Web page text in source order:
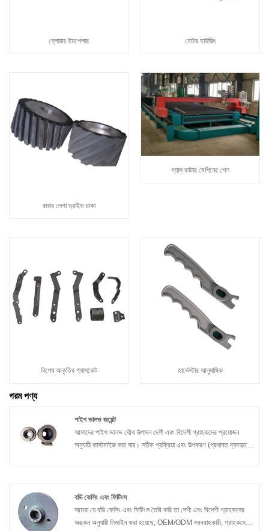
ব্লোয়ার ইমপেলার মোটর হাউজিং
রাবার লেপা ড্রাইভ চাকা
গ্যাস কাটার মেশিনের শেল
বিশেষ আকৃতির গ্যাসকেট হার্ভেস্টার আনুষাঙ্গিক
গরম পণ্য
পাইপ ভালভ জয়েন্ট
আমাদের পাইপ ভালভ যৌথ উত্পাদন দেশী এবং বিদেশী গ্রাহকদের প্রয়োজন
অনুযায়ী কাস্টমাইজ করা যায়। সঠিক প্রক্রিয়া এবং উপকরণ (প্রধানত ব্যবহৃত
স্পেসিফিকেশনের উপর ভিত্তি করে। দীর্ঘমেয়াদী অংশীদারিত্বের জন্য নতুন
গ্রাহকদের সাথে আরও অনুসন্ধান এবং সহযোগিতা।
বডি কেসিং এবং ফিটিংস
আমরা যে বডি কেসিং এবং ফিটিংস তৈরি করি তা দেশী এবং বিদেশী গ্রাহকদের
অঙ্কন অনুযায়ী ডিজাইন করা হয়েছে, OEM/ODM সরবরাহকারী, গ্রাহকদের